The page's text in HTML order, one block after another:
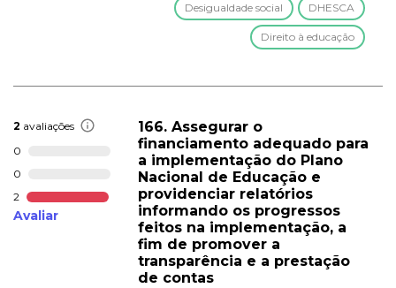
Desigualdade social DHESCA
Direito à educação
2 avaliações
0
0
2
Avaliar
166. Assegurar o
financiamento adequado para
a implementação do Plano
Nacional de Educação e
providenciar relatórios
informando os progressos
feitos na implementação, a
fim de promover a
transparência e a prestação
de contas